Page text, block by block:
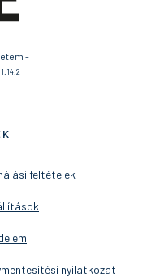
-
feltételek
nyilatkozat